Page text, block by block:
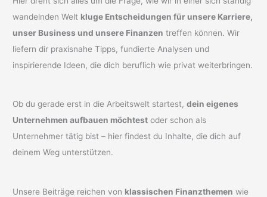
wandelnden Welt kluge Entscheidungen für unsere Karriere,
unser Business und unsere Finanzen treffen können. Wir
liefern dir praxisnahe Tipps, fundierte Analysen und
inspirierende Ideen, die dich beruflich wie privat weiterbringen.
Ob du gerade erst in die Arbeitswelt startest,dein eigenes
Unternehmen aufbauen möchtest oder schon als
Unternehmer tätig bist – hier findest du Inhalte, die dich auf
deinem Weg unterstützen.
Unsere Beiträge reichen von klassischen Finanzthemen wie